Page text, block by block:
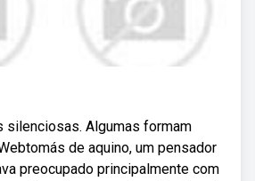
silenciosas. Algumas formam
de aquino, um pensador
preocupado principalmente com